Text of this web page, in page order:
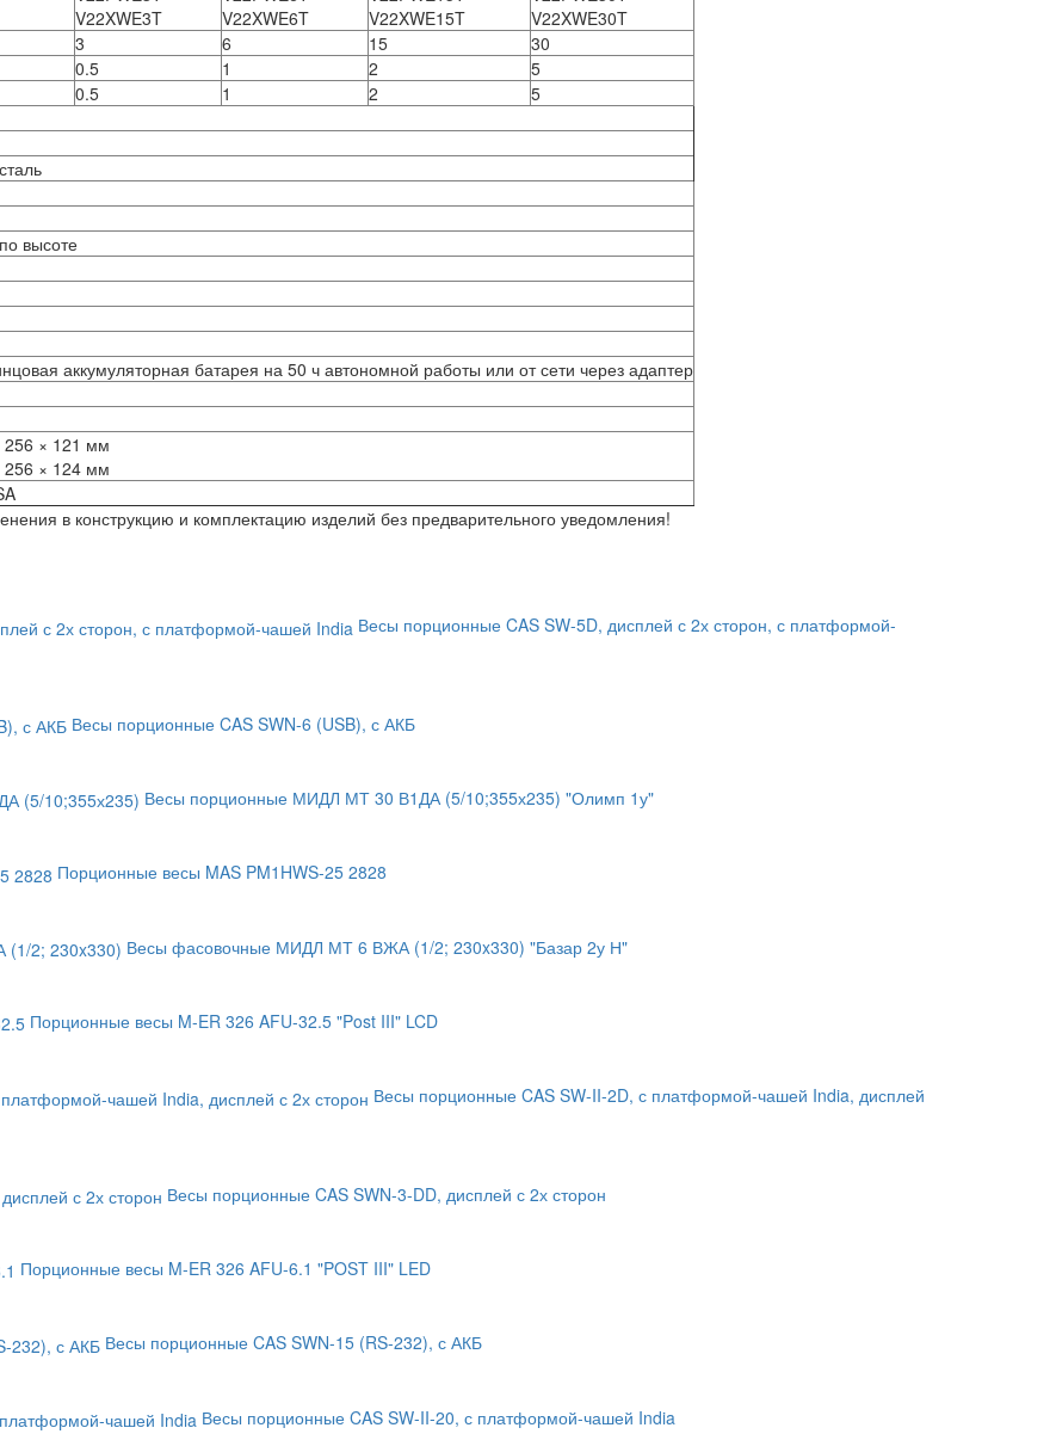
V22XWE3T
V22XWE6T
V22XWE15T
V22XWE30T
3 6 15
30
0.5 1 2
5
0.5 1 2
5
высоте
аккумуляторная батарея на 50 ч автономной работы или от сети через адаптер
256 × 121 мм
256 × 124 мм
в конструкцию и комплектацию изделий без предварительного уведомления!
Весы порционные CAS SW-5D, дисплей с 2х сторон, с платформой-
Весы порционные CAS SWN-6 (USB), с АКБ
Весы порционные МИДЛ МТ 30 В1ДА (5/10;355х235) "Олимп 1у"
Порционные весы MAS PM1HWS-25 2828
Весы фасовочные МИДЛ МТ 6 ВЖА (1/2; 230x330) "Базар 2у Н"
Порционные весы M-ER 326 AFU-32.5 "Post III" LCD
Весы порционные CAS SW-II-2D, с платформой-чашей India, дисплей
Весы порционные CAS SWN-3-DD, дисплей с 2х сторон
Порционные весы M-ER 326 AFU-6.1 "POST III" LED
Весы порционные CAS SWN-15 (RS-232), с АКБ
Весы порционные CAS SW-II-20, с платформой-чашей India